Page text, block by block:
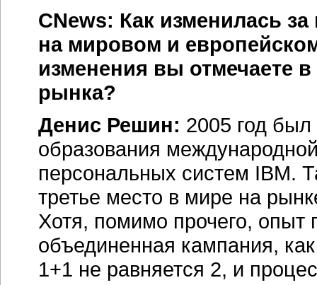
CNews: Как изменилась
на мировом и
изменения вы отмечаете
рынка?
Денис Решин: 2005 год
образования
персональных систем IBM.
третье место в мире на
Хотя, помимо прочего, опыт
объединенная кампания,
1+1 не равняется 2, и